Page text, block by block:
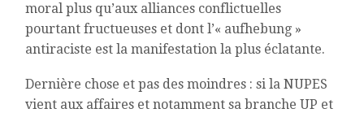
moral plus qu’aux alliances conflictuelles
pourtant fructueuses et dont l’« aufhebung »
antiraciste est la manifestation la plus éclatante.
Dernière chose et pas des moindres : si la NUPES
vient aux affaires et notamment sa branche UP et